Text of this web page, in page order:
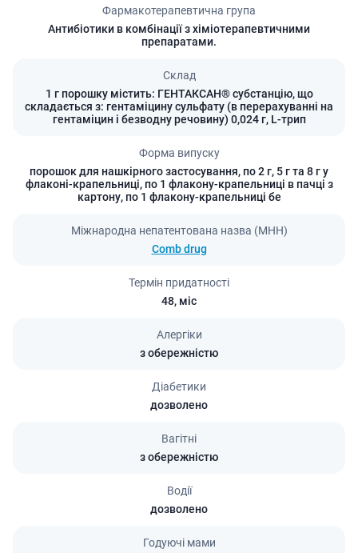
Фармакотерапевтична група
Антибіотики в комбінації з хіміотерапевтичними
препаратами.
Склад
1 г порошку містить: ГЕНТАКСАН® субстанцію, що
складається з: гентаміцину сульфату (в перерахуванні на
гентаміцин і безводну речовину) 0,024 г, L-трип
Форма випуску
порошок для нашкірного застосування, по 2 г, 5 г та 8 г у
флаконі-крапельниці, по 1 флакону-крапельниці в пачці з
картону, по 1 флакону-крапельниці бе
Міжнародна непатентована назва (МНН)
Comb drug
Термін придатності
48, міс
Алергіки
з обережністю
Діабетики
дозволено
Вагітні
з обережністю
Водії
дозволено
Годуючі мами